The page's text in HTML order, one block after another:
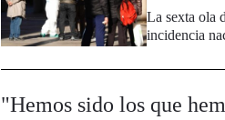
La sexta ola
incidencia
"Hemos sido los que